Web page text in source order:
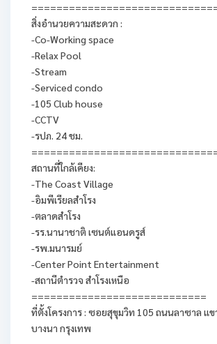
สิ่งอำนวยความสะดวก :
-Co-Working space
-Relax Pool
-Stream
-Serviced condo
-105 Club house
-CCTV
-รปภ. 24 ชม.
สถานที่ใกล้เคียง:
-The Coast Village
-อิมพีเรียลสำโรง
-ตลาดสำโรง
-รร.นานาชาติ เซนต์แอนดรูส์
-รพ.มนารมย์
-Center Point Entertainment
-สถานีตำรวจ สำโรงเหนือ
============================
ที่ตั้งโครงการ : ซอยสุขุมวิท 105 ถนนลาซาล แข
บางนา กรุงเทพ